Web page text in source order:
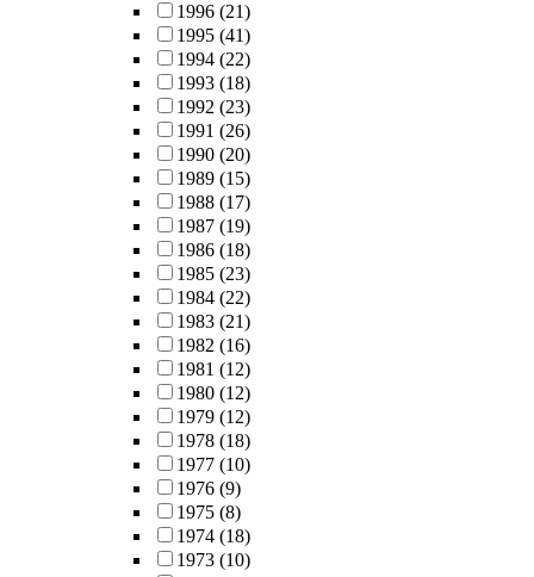
1996 (21)
1995 (41)
1994 (22)
1993 (18)
1992 (23)
1991 (26)
1990 (20)
1989 (15)
1988 (17)
1987 (19)
1986 (18)
1985 (23)
1984 (22)
1983 (21)
1982 (16)
1981 (12)
1980 (12)
1979 (12)
1978 (18)
1977 (10)
1976 (9)
1975 (8)
1974 (18)
1973 (10)